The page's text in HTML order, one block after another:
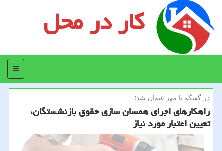
کار در محل
منو
در گفتگو با مهر عنوان شد؛
راهكارهای اجرای همسان سازی حقوق بازنشستگان،
تعیین اعتبار مورد نیاز